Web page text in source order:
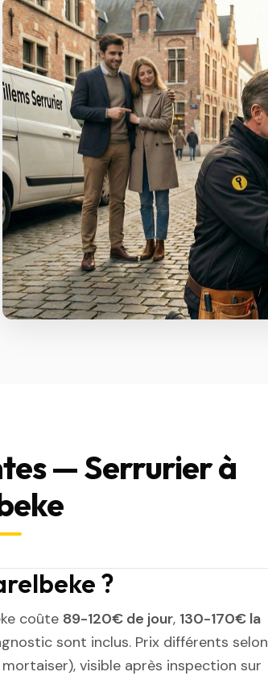
— Serrurier à
?
coûte 89-120€ de jour, 130-170€ la
sont inclus. Prix différents selon
visible après inspection sur